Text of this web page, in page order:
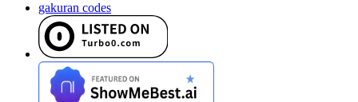
gakuran codes